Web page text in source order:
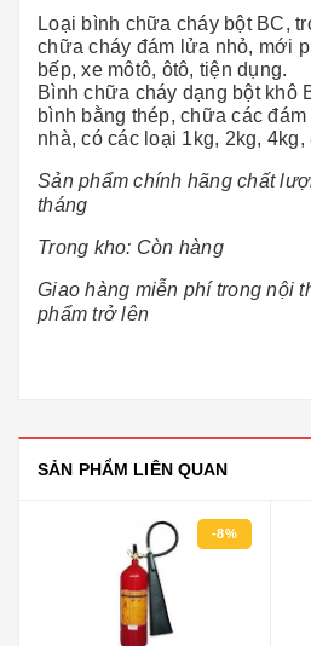
Loại bình chữa cháy bột BC,
chữa cháy đám lửa nhỏ, mới
bếp, xe môtô, ôtô, tiện dụng.
Bình chữa cháy dạng bột khô
bình bằng thép, chữa các
nhà, có các loại 1kg, 2kg, 4kg,
Sản phẩm chính hãng chất
tháng
Trong kho: Còn hàng
Giao hàng miễn phí trong nội
phẩm trở lên
SẢN PHẨM LIÊN QUAN
-8%